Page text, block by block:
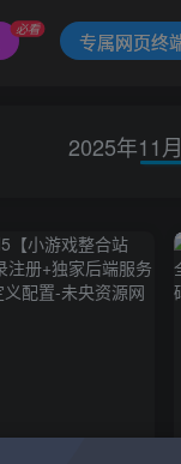
必看
专属网页终
2025年11